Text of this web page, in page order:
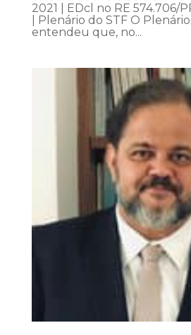
2021 | EDcl no RE 574.706/
| Plenário do STF O
entendeu que, no...